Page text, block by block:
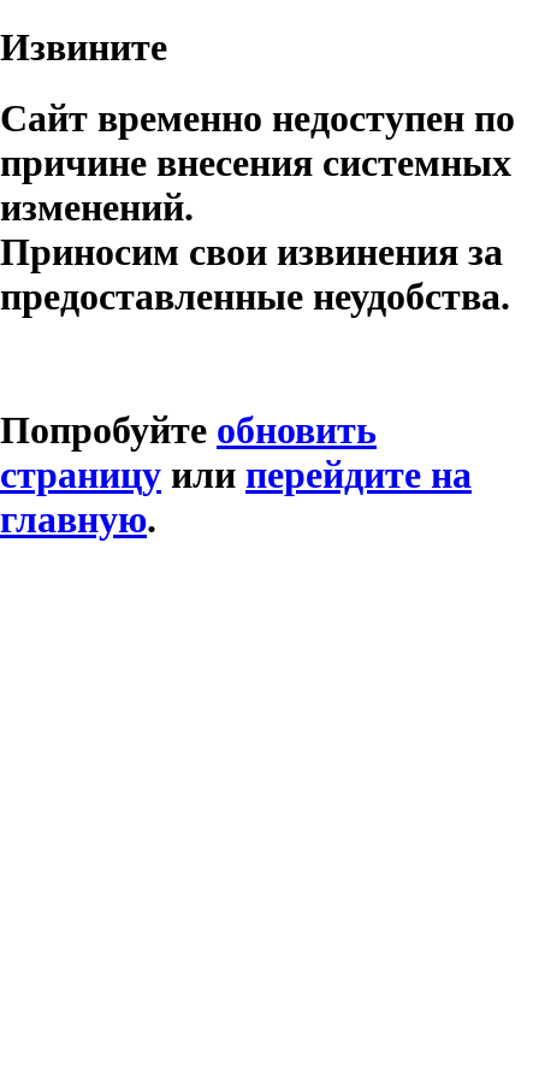
Извините
Сайт временно недоступен по
причине внесения системных
изменений.
Приносим свои извинения за
предоставленные неудобства.
Попробуйте обновить
страницу или перейдите на
главную.